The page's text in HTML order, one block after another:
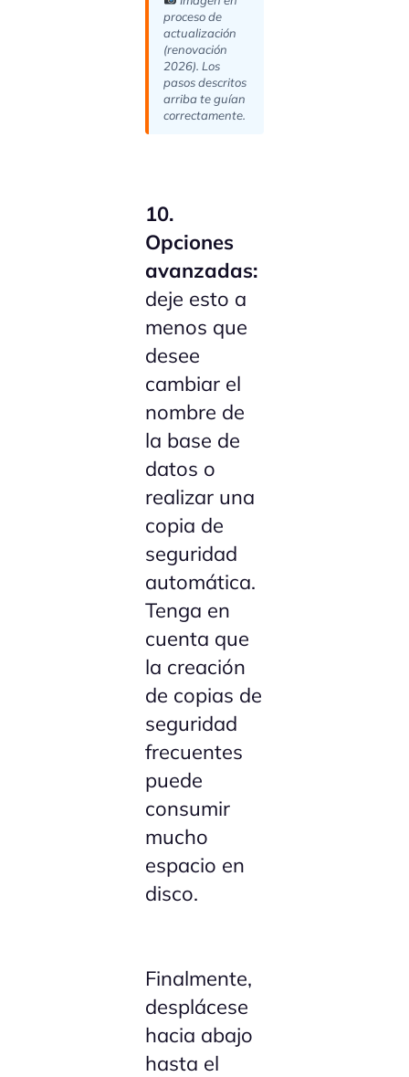
proceso de
actualización
(renovación
2026). Los
pasos descritos
arriba te guían
correctamente.
10.
Opciones
avanzadas:
deje esto a
menos que
desee
cambiar el
nombre de
la base de
datos o
realizar una
copia de
seguridad
automática.
Tenga en
cuenta que
la creación
de copias de
seguridad
frecuentes
puede
consumir
mucho
espacio en
disco.
Finalmente,
desplácese
hacia abajo
hasta el